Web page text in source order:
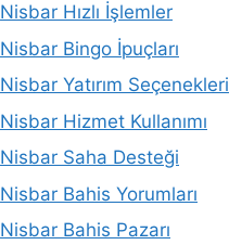
Nisbar Hızlı İşlemler
Nisbar Bingo İpuçları
Nisbar Yatırım Seçenekleri
Nisbar Hizmet Kullanımı
Nisbar Saha Desteği
Nisbar Bahis Yorumları
Nisbar Bahis Pazarı